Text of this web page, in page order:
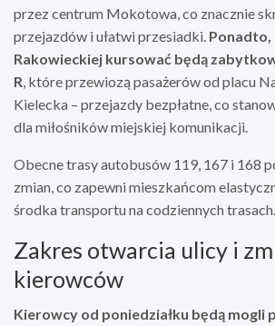
przez centrum Mokotowa, co znacznie
przejazdów i ułatwi przesiadki. Ponadto,
Rakowieckiej kursować będą
R, które przewiozą pasażerów od placu
Kielecka – przejazdy bezpłatne, co
dla miłośników miejskiej komunikacji.
Obecne trasy autobusów 119, 167 i 168
zmian, co zapewni mieszkańcom
środka transportu na codziennych trasach.
Zakres otwarcia ulicy i
kierowców
Kierowcy od poniedziałku będą mogli